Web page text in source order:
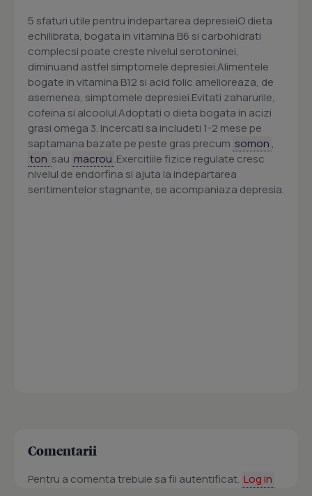
5 sfaturi utile pentru indepartarea depresieiO dieta
echilibrata, bogata in vitamina B6 si carbohidrati
complecsi poate creste nivelul serotoninei,
diminuand astfel simptomele depresiei.Alimentele
bogate in vitamina B12 si acid folic amelioreaza, de
asemenea, simptomele depresiei.Evitati zaharurile,
cofeina si alcoolul.Adoptati o dieta bogata in acizi
grasi omega 3. Incercati sa includeti 1-2 mese pe
saptamana bazate pe peste gras precum somon ,
ton sau macrou .Exercitiile fizice regulate cresc
nivelul de endorfina si ajuta la indepartarea
sentimentelor stagnante, se acompaniaza depresia.
Comentarii
Pentru a comenta trebuie sa fii autentificat. Log in